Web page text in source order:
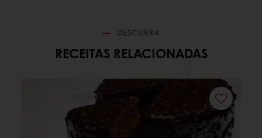
DESCUBRA
RECEITAS RELACIONADAS